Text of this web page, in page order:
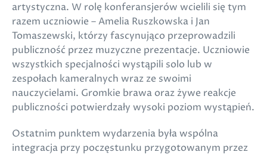
artystyczna. W rolę konferansjerów wcielili się tym
razem uczniowie – Amelia Ruszkowska i Jan
Tomaszewski, którzy fascynująco przeprowadzili
publiczność przez muzyczne prezentacje. Uczniowie
wszystkich specjalności wystąpili solo lub w
zespołach kameralnych wraz ze swoimi
nauczycielami. Gromkie brawa oraz żywe reakcje
publiczności potwierdzały wysoki poziom wystąpień.
Ostatnim punktem wydarzenia była wspólna
integracja przy poczęstunku przygotowanym przez